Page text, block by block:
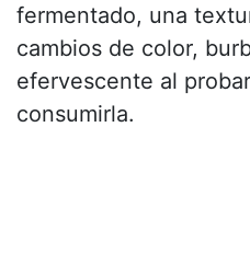
fermentado, una
cambios de color,
efervescente al
consumirla.